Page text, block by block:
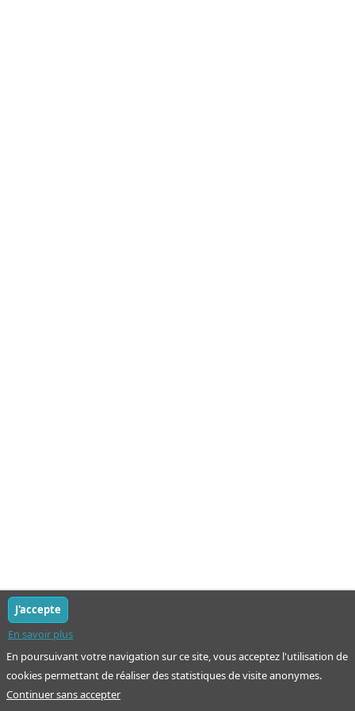
En poursuivant votre navigation sur ce site, vous acceptez l'utilisation de
cookies permettant de réaliser des statistiques de visite anonymes.
En savoir plus
J'accepte
Continuer sans accepter